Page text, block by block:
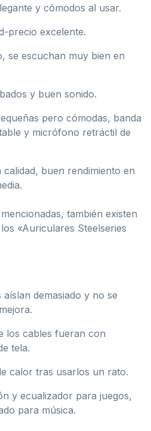
y cómodos al usar.
precio excelente.
se escuchan muy bien en
y buen sonido.
pero cómodas, banda
y micrófono retráctil de
calidad, buen rendimiento en
también existen
«Auriculares Steelseries
demasiado y no se
los cables fueran con
tela.
calor tras usarlos un rato.
y ecualizador para juegos,
para música.